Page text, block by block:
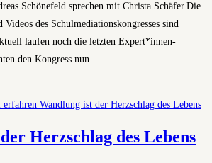
Schönefeld sprechen mit Christa Schäfer.Die
Videos des Schulmediationskongresses sind
laufen noch die letzten Expert*innen-
den Kongress nun…
Herzschlag des Lebens